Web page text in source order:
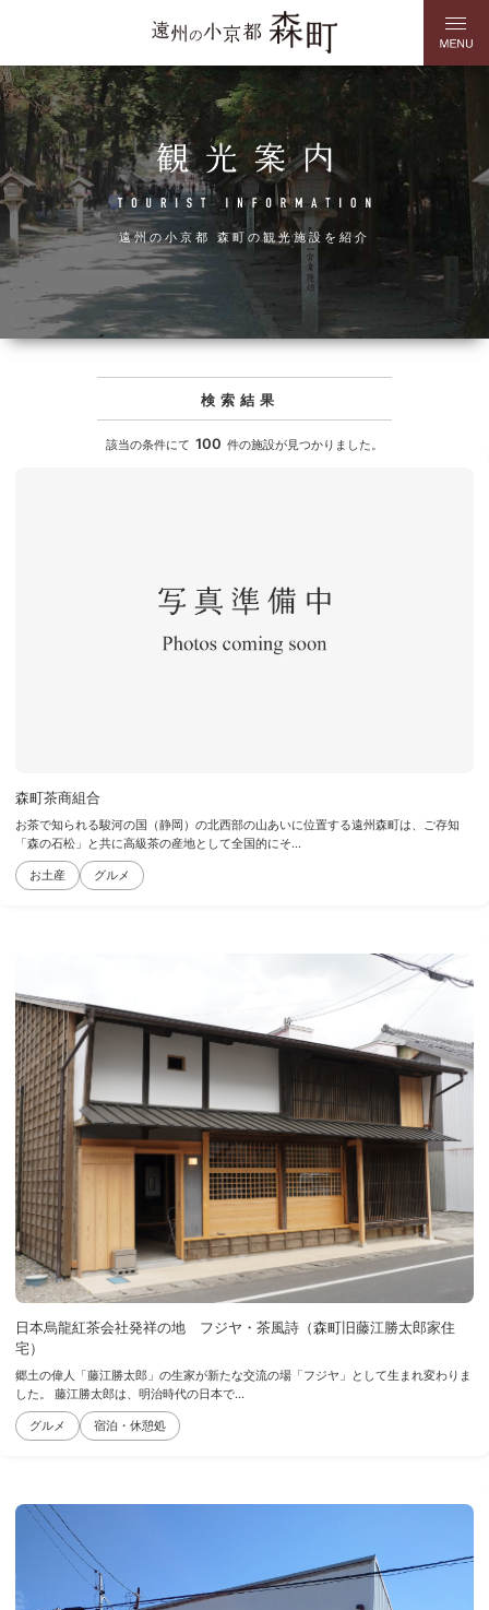
遠州の小京都 森町の観光施設を紹介
検索結果
該当の条件にて 100 件の施設が見つかりました。
森町茶商組合
お茶で知られる駿河の国（静岡）の北西部の山あいに位置する遠州森町は、ご存知
「森の石松」と共に高級茶の産地として全国的にそ...
お土産 グルメ
日本烏龍紅茶会社発祥の地 フジヤ・茶風詩（森町旧藤江勝太郎家住
宅）
郷土の偉人「藤江勝太郎」の生家が新たな交流の場「フジヤ」として生まれ変わりま
した。 藤江勝太郎は、明治時代の日本で...
グルメ 宿泊・休憩処